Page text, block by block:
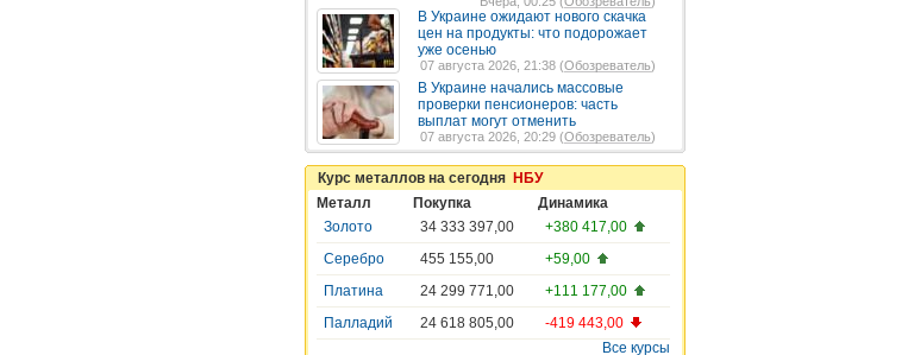
В Украине ожидают нового скачка
цен на продукты: что подорожает
уже осенью
07 августа 2026, 21:38 (Обозреватель)
В Украине начались массовые
проверки пенсионеров: часть
выплат могут отменить
07 августа 2026, 20:29 (Обозреватель)
Курс металлов на сегодня НБУ
Металл
Покупка
Динамика
Золото
34 333 397,00
+380 417,00
Серебро
455 155,00
+59,00
Платина
24 299 771,00
+111 177,00
Палладий
24 618 805,00
-419 443,00
Все курсы